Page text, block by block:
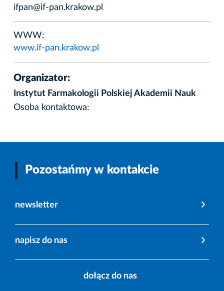
ifpan@if-pan.krakow.pl
WWW:
www.if-pan.krakow.pl
Organizator:
Instytut Farmakologii Polskiej Akademii Nauk
Osoba kontaktowa:
Pozostańmy w kontakcie
newsletter
napisz do nas
dołącz do nas